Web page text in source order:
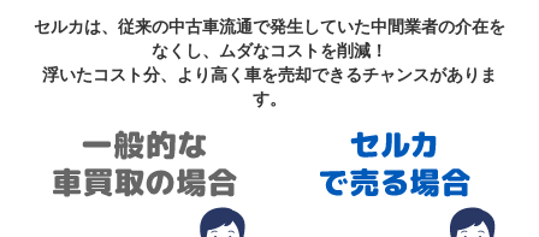
セルカは、従来の中古車流通で発生していた中間業者の介在を
なくし、ムダなコストを削減！
浮いたコスト分、より高く車を売却できるチャンスがありま
す。